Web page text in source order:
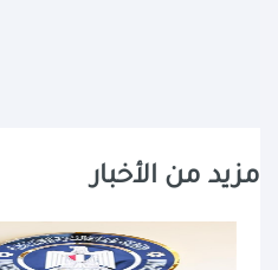
مزيد من الأخبار